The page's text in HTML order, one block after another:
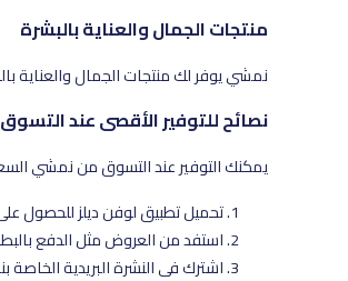
منتجات الجمال والعناية بالبشرة
نمشي يوفر لك منتجات الجمال والعناية
نصائح للتوفير الأقصى عند
يمكنك التوفير عند التسوق من نمشي
تحميل تطبيق لوفن ديلز للحصول
استفد من العروض مثل الدفع
اشترك في النشرة البريدية